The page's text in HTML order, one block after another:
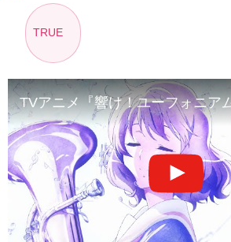
TRUE
TVアニメ『響け！ユーフォニア